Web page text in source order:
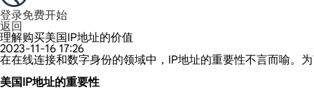
登录免费开始
返回
理解购买美国IP地址的价值
2023-11-16 17:26
在在线连接和数字身份的领域中，IP地址的重要性不言而喻。
美国IP地址的重要性